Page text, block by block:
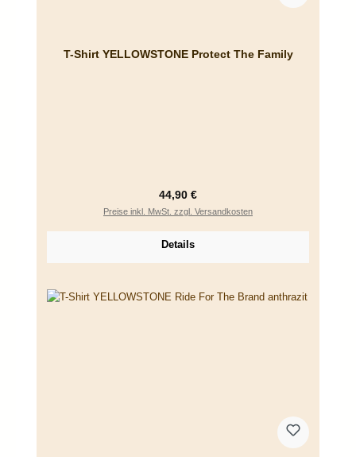
T-Shirt YELLOWSTONE Protect The Family
Regulärer Preis:
44,90 €
Preise inkl. MwSt. zzgl. Versandkosten
Details